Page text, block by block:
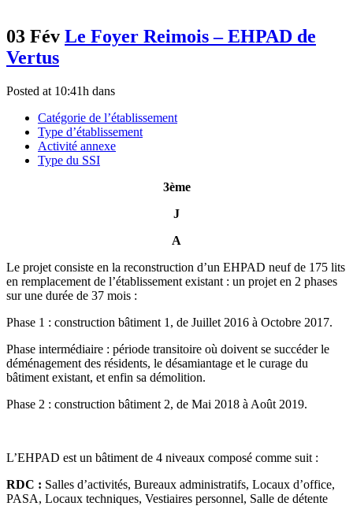
03 Fév Le Foyer Reimois – EHPAD de
Vertus
Posted at 10:41h dans
Catégorie de l’établissement
Type d’établissement
Activité annexe
Type du SSI
3ème
J
A
Le projet consiste en la reconstruction d’un EHPAD neuf de 175 lits
en remplacement de l’établissement existant : un projet en 2 phases
sur une durée de 37 mois :
Phase 1 : construction bâtiment 1, de Juillet 2016 à Octobre 2017.
Phase intermédiaire : période transitoire où doivent se succéder le
déménagement des résidents, le désamiantage et le curage du
bâtiment existant, et enfin sa démolition.
Phase 2 : construction bâtiment 2, de Mai 2018 à Août 2019.
L’EHPAD est un bâtiment de 4 niveaux composé comme suit :
RDC : Salles d’activités, Bureaux administratifs, Locaux d’office,
PASA, Locaux techniques, Vestiaires personnel, Salle de détente